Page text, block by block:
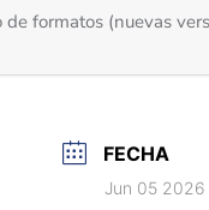
formatos (nuevas
FECHA
Jun 05 2026